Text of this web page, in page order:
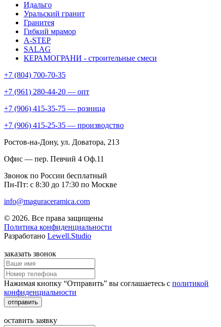
Идальго
Уральский гранит
Гранитея
Гибкий мрамор
A-STEP
SALAG
КЕРАМОГРАНИ - строительные смеси
+7 (804) 700-70-35
+7 (961) 280-44-20 — опт
+7 (906) 415-35-75 — розница
+7 (906) 415-25-35 — производство
Ростов-на-Дону, ул. Доватора, 213
Офис — пер. Певчий 4 Оф.11
Звонок по России бесплатный
Пн-Пт: с 8:30 до 17:30 по Москве
info@maguraceramica.com
© 2026. Все права защищены
Политика конфиденциальности
Разработано Lewell.Studio
заказать звонок
Нажимая кнопку “Отправить” вы соглашаетесь с политикой
конфиденциальности
отправить
оставить заявку